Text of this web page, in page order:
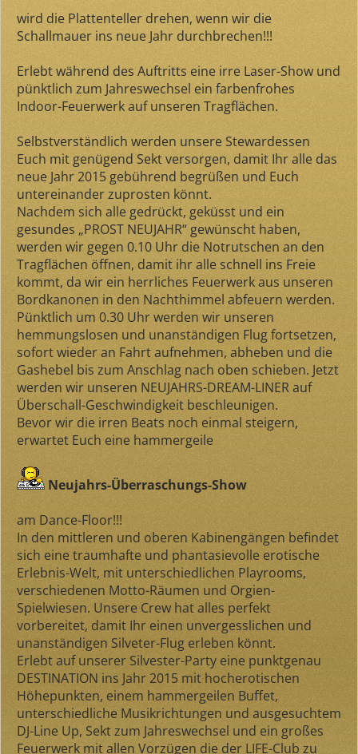
wird die Plattenteller drehen, wenn wir die
Schallmauer ins neue Jahr durchbrechen!!!
Erlebt während des Auftritts eine irre Laser-Show und
pünktlich zum Jahreswechsel ein farbenfrohes
Indoor-Feuerwerk auf unseren Tragflächen.
Selbstverständlich werden unsere Stewardessen
Euch mit genügend Sekt versorgen, damit Ihr alle das
neue Jahr 2015 gebührend begrüßen und Euch
untereinander zuprosten könnt.
Nachdem sich alle gedrückt, geküsst und ein
gesundes „PROST NEUJAHR“ gewünscht haben,
werden wir gegen 0.10 Uhr die Notrutschen an den
Tragflächen öffnen, damit ihr alle schnell ins Freie
kommt, da wir ein herrliches Feuerwerk aus unseren
Bordkanonen in den Nachthimmel abfeuern werden.
Pünktlich um 0.30 Uhr werden wir unseren
hemmungslosen und unanständigen Flug fortsetzen,
sofort wieder an Fahrt aufnehmen, abheben und die
Gashebel bis zum Anschlag nach oben schieben. Jetzt
werden wir unseren NEUJAHRS-DREAM-LINER auf
Überschall-Geschwindigkeit beschleunigen.
Bevor wir die irren Beats noch einmal steigern,
erwartet Euch eine hammergeile
Neujahrs-Überraschungs-Show
am Dance-Floor!!!
In den mittleren und oberen Kabinengängen befindet
sich eine traumhafte und phantasievolle erotische
Erlebnis-Welt, mit unterschiedlichen Playrooms,
verschiedenen Motto-Räumen und Orgien-
Spielwiesen. Unsere Crew hat alles perfekt
vorbereitet, damit Ihr einen unvergesslichen und
unanständigen Silveter-Flug erleben könnt.
Erlebt auf unserer Silvester-Party eine punktgenau
DESTINATION ins Jahr 2015 mit hocherotischen
Höhepunkten, einem hammergeilen Buffet,
unterschiedliche Musikrichtungen und ausgesuchtem
DJ-Line Up, Sekt zum Jahreswechsel und ein großes
Feuerwerk mit allen Vorzügen die der LIFE-Club zu